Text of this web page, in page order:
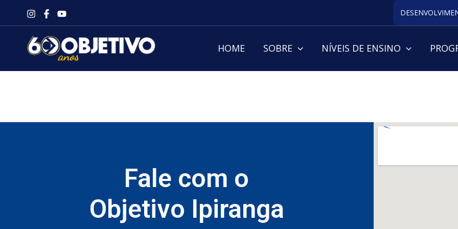
para
conteúdo
HOME SOBRE NÍVEIS DE ENSINO
Fale com o
Objetivo Ipiranga